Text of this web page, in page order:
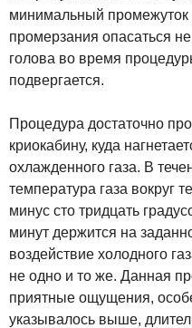
минимальный промежуток
промерзания опасаться
голова во время
подвергается.
Процедура достаточно
криокабину, куда
охлажденного газа. В
температура газа вокруг
минус сто тридцать
минут держится на
воздействие холодного
не одно и то же. Данная
приятные ощущения,
указывалось выше,